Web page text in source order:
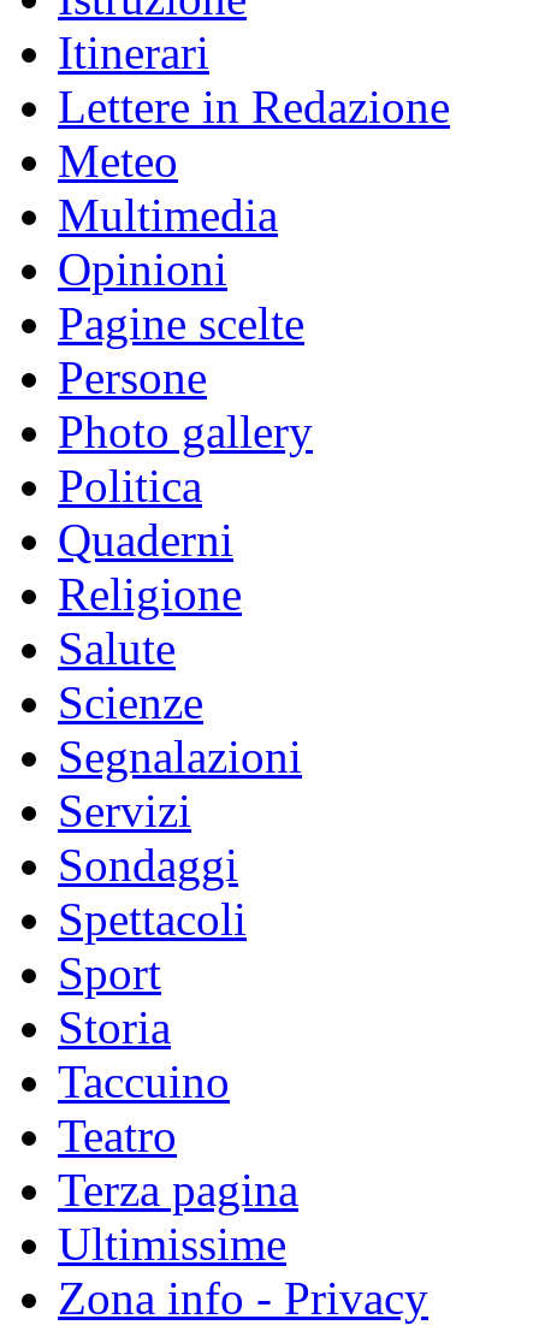
Itinerari
Lettere in Redazione
Meteo
Multimedia
Opinioni
Pagine scelte
Persone
Photo gallery
Politica
Quaderni
Religione
Salute
Scienze
Segnalazioni
Servizi
Sondaggi
Spettacoli
Sport
Storia
Taccuino
Teatro
Terza pagina
Ultimissime
Zona info - Privacy